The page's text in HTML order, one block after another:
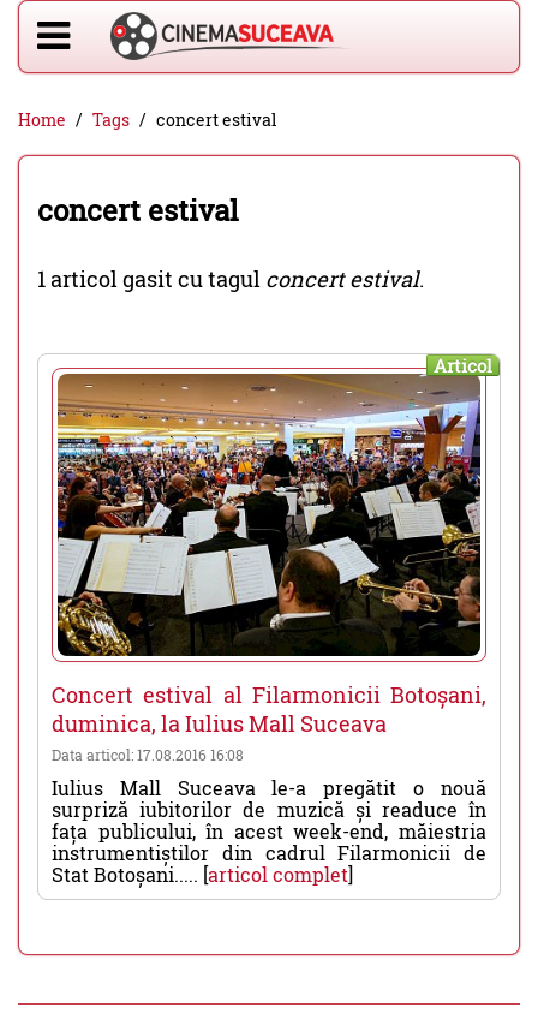
Home Tags concert estival
concert estival
1 articol gasit cu tagul concert estival.
Articol
Concert estival al Filarmonicii Botoșani,
duminica, la Iulius Mall Suceava
Data articol: 17.08.2016 16:08
Iulius Mall Suceava le-a pregătit o nouă
surpriză iubitorilor de muzică și readuce în
fața publicului, în acest week-end, măiestria
instrumentiștilor din cadrul Filarmonicii de
Stat Botoșani..... [articol complet]